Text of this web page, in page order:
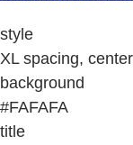
style
XL spacing, center
background
#FAFAFA
title